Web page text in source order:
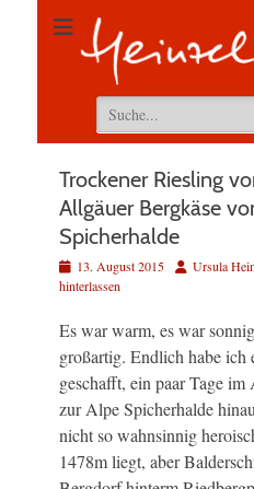
Suchen
nach:
Trockener Riesling
Allgäuer Bergkäse
Spicherhalde
Veröffentlicht
am
13. August 2015 AutorUrsula
hinterlassen
Es war warm, es war
großartig. Endlich habe ich
geschafft, ein paar Tage
zur Alpe Spicherhalde
nicht so wahnsinnig
1478m liegt, aber